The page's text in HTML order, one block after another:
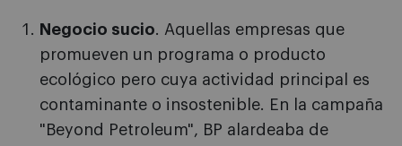
Negocio sucio. Aquellas empresas que
promueven un programa o producto
ecológico pero cuya actividad principal es
contaminante o insostenible. En la campaña
"Beyond Petroleum", BP alardeaba de